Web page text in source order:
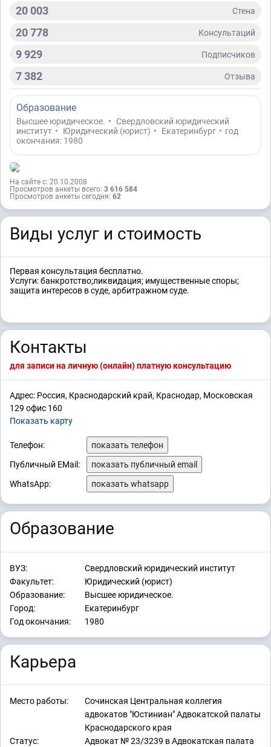
20 003 Стена
20 778 Консультаций
9 929 Подписчиков
7 382 Отзывa
Образование
Высшее юридическое. •
Свердловский юридический
институт • Юридический (юрист) • Екатеринбург • год
окончания: 1980
На сайте с: 20.10.2008
Просмотров анкеты всего: 3 616 584
Просмотров анкеты сегодня: 62
Виды услуг и стоимость
Первая консультация бесплатно.
Услуги: банкротство;ликвидация; имущественные споры;
защита интересов в суде, арбитражном суде.
Контакты
для записи на личную (онлайн) платную консультацию
Адрес: Россия, Краснодарский край, Краснодар, Московская
129 офис 160
Показать карту
Телефон:
показать телефон
Публичный EMail:
показать публичный email
WhatsApp:
показать whatsapp
Образование
ВУЗ:
Свердловский юридический институт
Факультет:
Юридический (юрист)
Образование:
Высшее юридическое.
Город:
Екатеринбург
Год окончания:
1980
Карьера
Место работы:
Сочинская Центральная коллегия
адвокатов "Юстиниан" Адвокатской палаты
Краснодарского края
Статус:
Адвокат № 23/3239 в Адвокатская палата